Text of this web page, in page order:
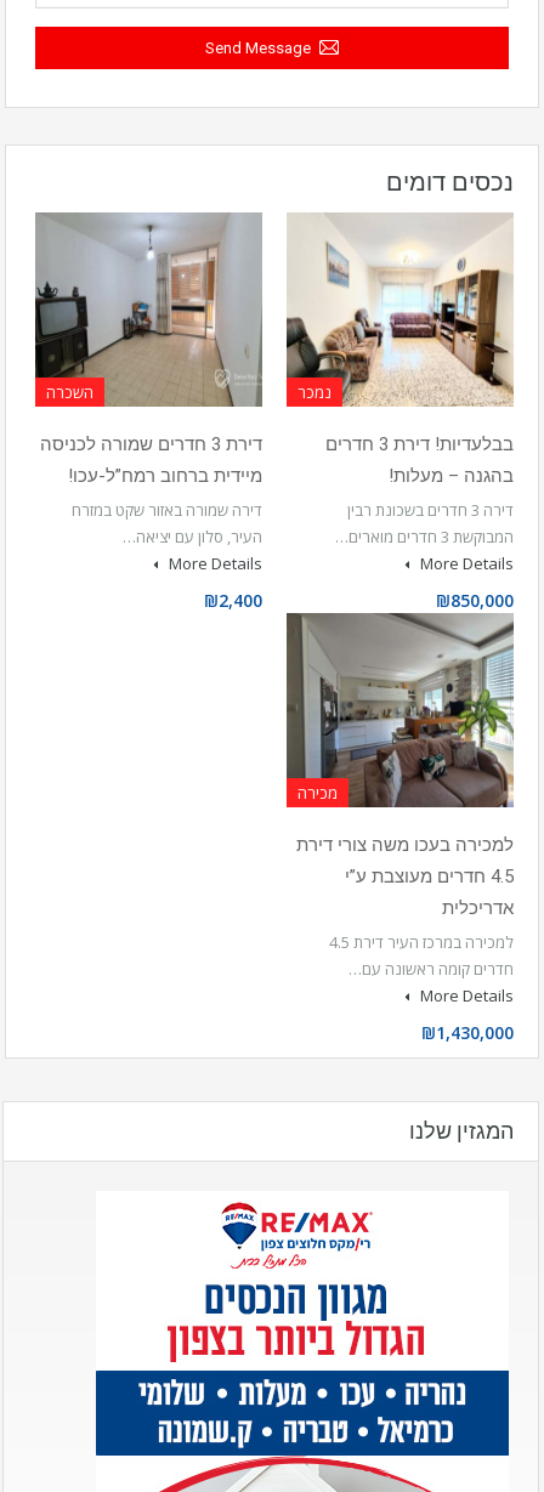
Send Message
נכסים דומים
נמכר
בבלעדיות! דירת 3 חדרים
בהגנה – מעלות!
דירה 3 חדרים בשכונת רבין
המבוקשת 3 חדרים מוארים…
More Details
₪850,000
השכרה
דירת 3 חדרים שמורה לכניסה
מיידית ברחוב רמח”ל-עכו!
דירה שמורה באזור שקט במזרח
העיר, סלון עם יציאה…
More Details
₪2,400
מכירה
למכירה בעכו משה צורי דירת
4.5 חדרים מעוצבת ע”י
אדריכלית
למכירה במרכז העיר דירת 4.5
חדרים קומה ראשונה עם…
More Details
₪1,430,000
המגזין שלנו